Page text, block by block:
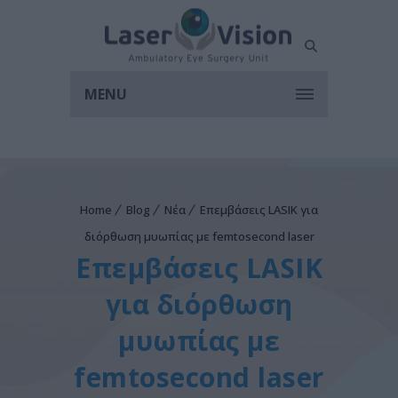
MENU
Home Blog Νέα
Επεμβάσεις LASIK για
διόρθωση μυωπίας με femtosecond laser
Επεμβάσεις LASIK
για διόρθωση
μυωπίας με
femtosecond laser